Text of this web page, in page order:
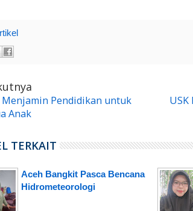
Menjamin Pendidikan untuk
Anak
TERKAIT
Aceh Bangkit Pasca Bencana
Hidrometeorologi